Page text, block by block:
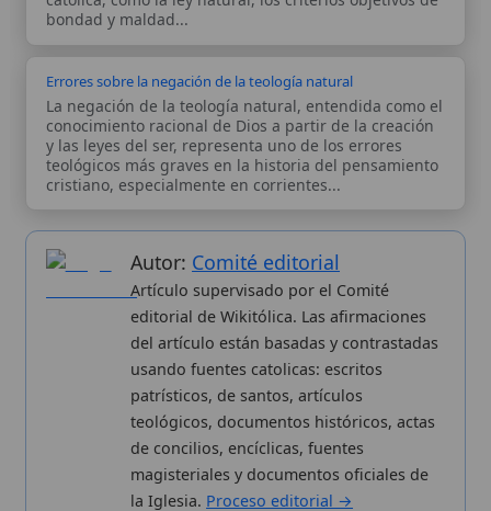
Autor:Comité editorial
editorial de Wikitólica. Las afirmaciones
del artículo están basadas y contrastadas
usando fuentes catolicas: escritos
patrísticos, de santos, artículos
teológicos, documentos históricos, actas
de concilios, encíclicas, fuentes
Wikitólica © 2026. Enciclopedia del patrimonio doctrinal,
histórico y litúrgico de la Iglesia Católica. Parte de la red formativa
Custodio Animae
analíticas anónimas. LicenciaCC BY-SA(texto). Editado en
Valencia, España.ISSN: 3101-7339. Bajo el patrocinio de San
Sobre nosotros
Proceso editorial
Publicación seriada
Datos abiertos
Estadísticas
Categorias
Más visitados
Nuevas entradas
Cambios recientes
Aplicaciones